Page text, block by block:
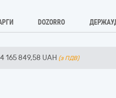
DOZORRO
4 165 849,58 UAH (з ПДВ)